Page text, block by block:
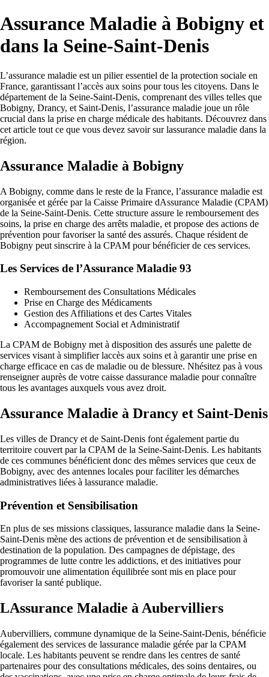
Assurance Maladie à Bobigny et
dans la Seine-Saint-Denis
L’assurance maladie est un pilier essentiel de la protection sociale en
France, garantissant l’accès aux soins pour tous les citoyens. Dans le
département de la Seine-Saint-Denis, comprenant des villes telles que
Bobigny, Drancy, et Saint-Denis, l’assurance maladie joue un rôle
crucial dans la prise en charge médicale des habitants. Découvrez dans
cet article tout ce que vous devez savoir sur lassurance maladie dans la
région.
Assurance Maladie à Bobigny
A Bobigny, comme dans le reste de la France, l’assurance maladie est
organisée et gérée par la Caisse Primaire dAssurance Maladie (CPAM)
de la Seine-Saint-Denis. Cette structure assure le remboursement des
soins, la prise en charge des arrêts maladie, et propose des actions de
prévention pour favoriser la santé des assurés. Chaque résident de
Bobigny peut sinscrire à la CPAM pour bénéficier de ces services.
Les Services de l’Assurance Maladie 93
Remboursement des Consultations Médicales
Prise en Charge des Médicaments
Gestion des Affiliations et des Cartes Vitales
Accompagnement Social et Administratif
La CPAM de Bobigny met à disposition des assurés une palette de
services visant à simplifier laccès aux soins et à garantir une prise en
charge efficace en cas de maladie ou de blessure. Nhésitez pas à vous
renseigner auprès de votre caisse dassurance maladie pour connaître
tous les avantages auxquels vous avez droit.
Assurance Maladie à Drancy et Saint-Denis
Les villes de Drancy et de Saint-Denis font également partie du
territoire couvert par la CPAM de la Seine-Saint-Denis. Les habitants
de ces communes bénéficient donc des mêmes services que ceux de
Bobigny, avec des antennes locales pour faciliter les démarches
administratives liées à lassurance maladie.
Prévention et Sensibilisation
En plus de ses missions classiques, lassurance maladie dans la Seine-
Saint-Denis mène des actions de prévention et de sensibilisation à
destination de la population. Des campagnes de dépistage, des
programmes de lutte contre les addictions, et des initiatives pour
promouvoir une alimentation équilibrée sont mis en place pour
favoriser la santé publique.
LAssurance Maladie à Aubervilliers
Aubervilliers, commune dynamique de la Seine-Saint-Denis, bénéficie
également des services de lassurance maladie gérée par la CPAM
locale. Les habitants peuvent se rendre dans les centres de santé
partenaires pour des consultations médicales, des soins dentaires, ou